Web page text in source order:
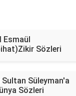
Esmaül
Sözleri
Süleyman'a
Sözleri